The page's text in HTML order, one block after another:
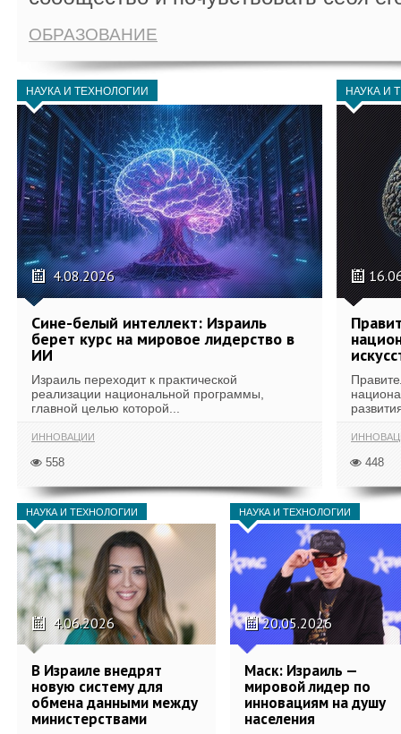
ОБРАЗОВАНИЕ
НАУКА И ТЕХНОЛОГИИ
4.08.2026
Сине-белый интеллект: Израиль
берет курс на мировое лидерство в
ИИ
Израиль переходит к практической
реализации национальной программы,
главной целью которой...
ИННОВАЦИИ
558
НАУКА И
448
НАУКА И ТЕХНОЛОГИИ
4.06.2026
В Израиле внедрят
новую систему для
обмена данными между
министерствами
НАУКА И ТЕХНОЛОГИИ
20.05.2026
Маск: Израиль —
мировой лидер по
инновациям на душу
населения